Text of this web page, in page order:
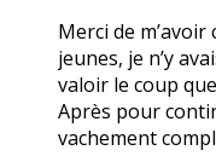
Merci de m’avoir
jeunes, je n’y
valoir le coup
Après pour
vachement